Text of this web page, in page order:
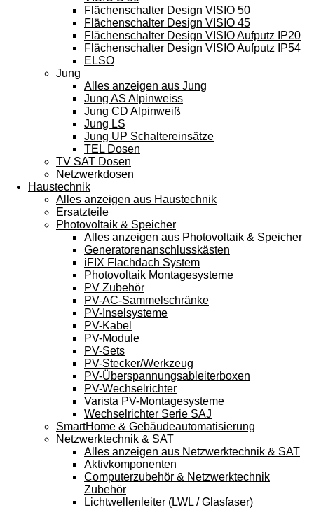
Flächenschalter Design VISIO 50
Flächenschalter Design VISIO 45
Flächenschalter Design VISIO Aufputz IP20
Flächenschalter Design VISIO Aufputz IP54
ELSO
Jung
Alles anzeigen aus Jung
Jung AS Alpinweiss
Jung CD Alpinweiß
Jung LS
Jung UP Schaltereinsätze
TEL Dosen
TV SAT Dosen
Netzwerkdosen
Haustechnik
Alles anzeigen aus Haustechnik
Ersatzteile
Photovoltaik & Speicher
Alles anzeigen aus Photovoltaik & Speicher
Generatorenanschlusskästen
iFIX Flachdach System
Photovoltaik Montagesysteme
PV Zubehör
PV-AC-Sammelschränke
PV-Inselsysteme
PV-Kabel
PV-Module
PV-Sets
PV-Stecker/Werkzeug
PV-Überspannungsableiterboxen
PV-Wechselrichter
Varista PV-Montagesysteme
Wechselrichter Serie SAJ
SmartHome & Gebäudeautomatisierung
Netzwerktechnik & SAT
Alles anzeigen aus Netzwerktechnik & SAT
Aktivkomponenten
Computerzubehör & Netzwerktechnik
Zubehör
Lichtwellenleiter (LWL / Glasfaser)